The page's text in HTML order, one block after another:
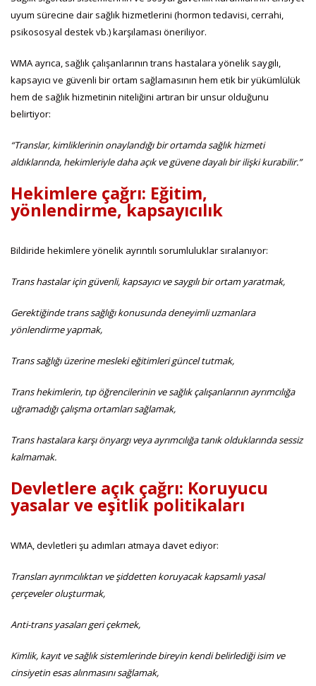
uyum sürecine dair sağlık hizmetlerini (hormon tedavisi, cerrahi,
psikososyal destek vb.) karşılaması öneriliyor.
WMA ayrıca, sağlık çalışanlarının trans hastalara yönelik saygılı,
kapsayıcı ve güvenli bir ortam sağlamasının hem etik bir yükümlülük
hem de sağlık hizmetinin niteliğini artıran bir unsur olduğunu
belirtiyor:
“Translar, kimliklerinin onaylandığı bir ortamda sağlık hizmeti
aldıklarında, hekimleriyle daha açık ve güvene dayalı bir ilişki kurabilir.”
Hekimlere çağrı: Eğitim,
yönlendirme, kapsayıcılık
Bildiride hekimlere yönelik ayrıntılı sorumluluklar sıralanıyor:
Trans hastalar için güvenli, kapsayıcı ve saygılı bir ortam yaratmak,
Gerektiğinde trans sağlığı konusunda deneyimli uzmanlara
yönlendirme yapmak,
Trans sağlığı üzerine mesleki eğitimleri güncel tutmak,
Trans hekimlerin, tıp öğrencilerinin ve sağlık çalışanlarının ayrımcılığa
uğramadığı çalışma ortamları sağlamak,
Trans hastalara karşı önyargı veya ayrımcılığa tanık olduklarında sessiz
kalmamak.
Devletlere açık çağrı: Koruyucu
yasalar ve eşitlik politikaları
WMA, devletleri şu adımları atmaya davet ediyor:
Transları ayrımcılıktan ve şiddetten koruyacak kapsamlı yasal
çerçeveler oluşturmak,
Anti-trans yasaları geri çekmek,
Kimlik, kayıt ve sağlık sistemlerinde bireyin kendi belirlediği isim ve
cinsiyetin esas alınmasını sağlamak,